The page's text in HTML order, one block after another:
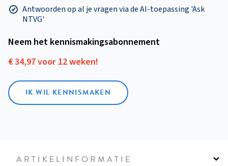
Antwoorden op al je vragen via de AI-toepassing 'Ask
NTVG'
Neem het kennismakings­abonnement
€ 34,97 voor 12 weken!
IK WIL KENNISMAKEN
ARTIKELINFORMATIE